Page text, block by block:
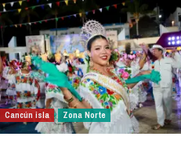
Cancún isla Zona Norte